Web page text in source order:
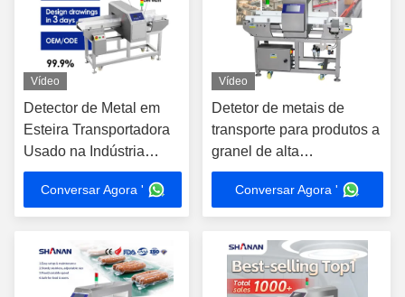
Vídeo
Detector de Metal em
Esteira Transportadora
Usado na Indústria
Alimentícia
Equipamento de Alta
Sensibilidade
Conversar Agora '
Vídeo
Detetor de metais de
transporte para produtos a
granel de alta
sensibilidade
Conversar Agora '